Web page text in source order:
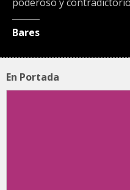
Bares
En Portada